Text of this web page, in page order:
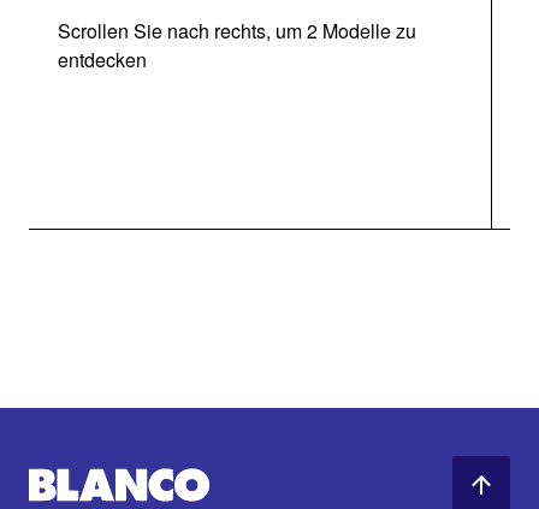
Scrollen Sie nach rechts, um 2 Modelle zu
entdecken